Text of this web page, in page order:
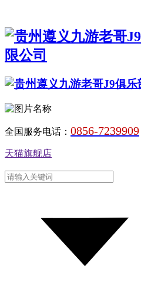
全国服务电话： 0856-7239909
天猫旗舰店